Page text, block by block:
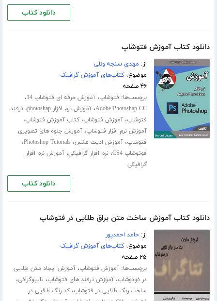
دانلود کتاب
دانلود کتاب آموزش فتوشاپ
از: مهدی سنجه ونلی
موضوع:کتاب‌های آموزش گرافیک
۴۶ صفحه
برچسب‌ها: فتوشاپ،آموزش حرفه ای فتوشاپ 14 ،
Adobe Photoshap CC،آموزش نرم افزار photoshap ، ترفند
فتوشاپ،آموزش فتوشاپ،کتاب آموزش فتوشاپ،
آموزش نرم افزار فتوشاپ،آموزش جلوه های تصویری
فتوشاپ،آموزش ادیت عکس،Photoshop Tutorials،
فوتوشاپ CS4 ،نرم افزار گرافیکی،آموزش نرم افزار
گرافیکی
دانلود کتاب
دانلود کتاب آموزش ساخت متن براق طلایی در فتوشاپ
از:حامد احمدپور
موضوع:کتاب‌های آموزش گرافیک
۲۵ صفحه
برچسب‌ها:آموزش فتوشاپ،آموزش ایجاد متن طلایی
در فوتوشاب،آموزش ترفند های فتوشاپ، تایپوگرافی،
ساخت رنگ طلایی در فتوشاپ،کد رنگ طلایی در